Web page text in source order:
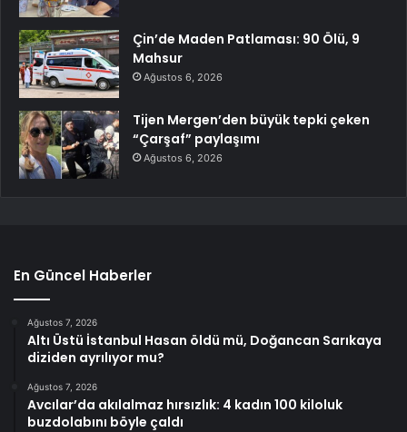
Çin’de Maden Patlaması: 90 Ölü, 9
Mahsur
Ağustos 6, 2026
Tijen Mergen’den büyük tepki çeken
“Çarşaf” paylaşımı
Ağustos 6, 2026
En Güncel Haberler
Ağustos 7, 2026
Altı Üstü İstanbul Hasan öldü mü, Doğancan Sarıkaya
diziden ayrılıyor mu?
Ağustos 7, 2026
Avcılar’da akılalmaz hırsızlık: 4 kadın 100 kiloluk
buzdolabını böyle çaldı